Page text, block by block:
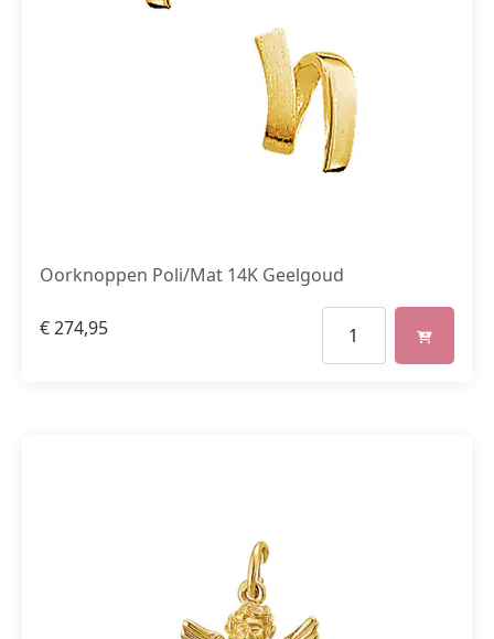
Oorknoppen Poli/Mat 14K Geelgoud
€274,95